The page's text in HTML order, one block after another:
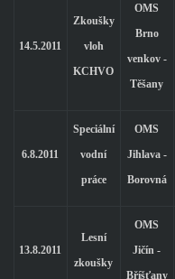
14.5.2011
Zkoušky
vloh
KCHVO
OMS
Brno
venkov -
Těšany
6.8.2011
Speciální
vodní
práce
OMS
Jihlava -
Borovná
13.8.2011
Lesní
zkoušky
OMS
Jičín -
Bříšťany